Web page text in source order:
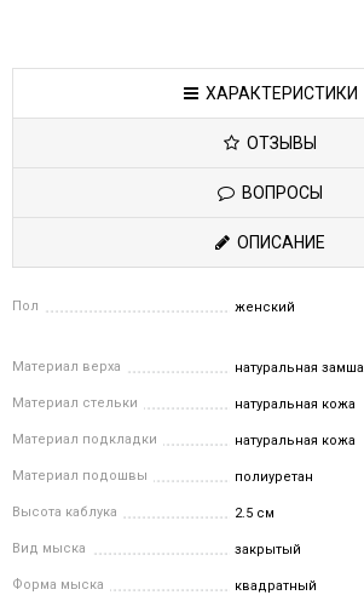
ХАРАКТЕРИСТИКИ
ОТЗЫВЫ
ВОПРОСЫ
ОПИСАНИЕ
Пол женский
Материал верха натуральная замша
Материал стельки натуральная кожа
Материал подкладки натуральная кожа
Материал подошвы полиуретан
Высота каблука 2.5 см
Вид мыска закрытый
Форма мыска квадратный